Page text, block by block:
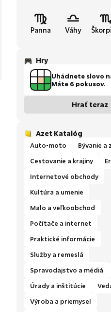
Panna Váhy
Hry
Uhádnete slovo
Máte 6 pokusov.
Hrať teraz
Azet Katalóg
Auto-moto
Bývanie a
Cestovanie a krajiny
Internetové obchody
Kultúra a umenie
Malo a veľkoobchod
Počítače a internet
Praktické informácie
Služby a remeslá
Spravodajstvo a médiá
Úrady a inštitúcie
Výroba a priemysel